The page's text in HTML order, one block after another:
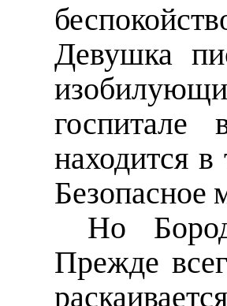
Девушка
госпитале
находится
Безопасное
Но
Прежде